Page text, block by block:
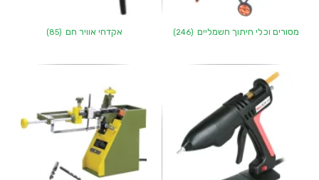
מסורים וכלי חיתוך חשמליים (246) אקדחי אוויר חם (85)